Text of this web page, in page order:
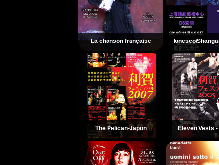
La chanson française Ionesco/
The Pelican-Japon Eleven Vests -